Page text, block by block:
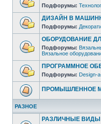
Подфорумы:
ДИЗАЙН В
Подфорумы:
ОБОРУДОВАНИЕ
Подфорумы:
Вязальное
ПРОГРАММНОЕ
Подфорумы: Design-
ПРОМЫШЛЕННОЕ
РАЗНОЕ
РАЗЛИЧНЫЕ ВИДЫ